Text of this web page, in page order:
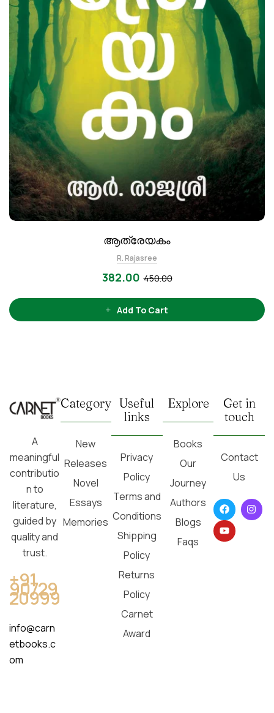
ആത്രേയകം
R. Rajasree
450.00
382.00
Add To Cart
A
meaningful
contributio
n to
literature,
guided by
quality and
trust.
+91
90729
20999
info@carn
etbooks.c
om
Category
New
Releases
Novel
Essays
Memories
Useful
links
Privacy
Policy
Terms and
Conditions
Shipping
Policy
Returns
Policy
Carnet
Award
Explore
Books
Our
Journey
Authors
Blogs
Faqs
Get in
touch
Contact
Us